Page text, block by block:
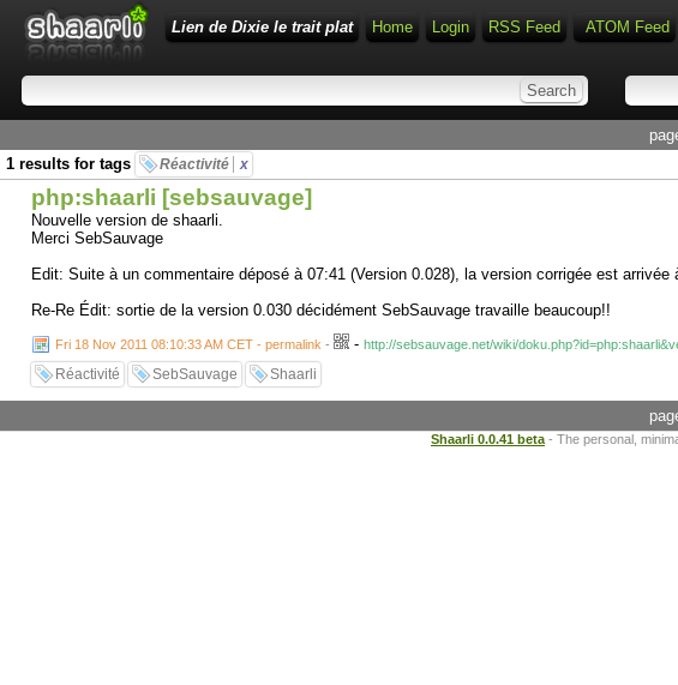
Lien de Dixie le trait plat Home Login RSS Feed ATOM Feed
1 results for tags
Réactivité x
php:shaarli [sebsauvage]
Nouvelle version de shaarli.
Merci SebSauvage
Edit: Suite à un commentaire déposé à 07:41 (Version 0.028), la version corrigée est
Re-Re Édit: sortie de la version 0.030 décidément SebSauvage travaille beaucoup!!
Fri 18 Nov 2011 08:10:33 AM CET - permalink - - http://sebsauvage.net/wiki/
Réactivité SebSauvage Shaarli
Shaarli 0.0.41 beta - The personal,